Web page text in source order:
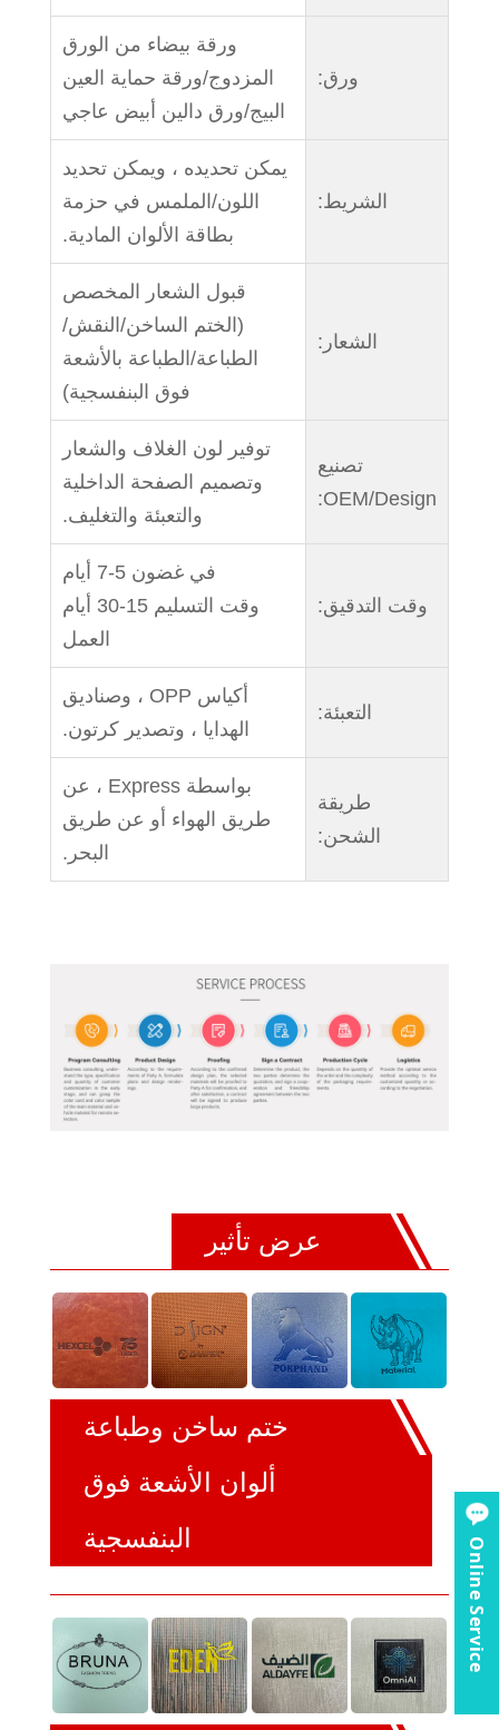
ورق:
ورقة بيضاء من الورق
المزدوج/ورقة حماية العين
البيج/ورق دالين أبيض عاجي
الشريط:
يمكن تحديده ، ويمكن تحديد
اللون/الملمس في حزمة
بطاقة الألوان المادية.
الشعار:
قبول الشعار المخصص
(الختم الساخن/النقش/
الطباعة/الطباعة بالأشعة
فوق البنفسجية)
تصنيع
OEM/Design:
توفير لون الغلاف والشعار
وتصميم الصفحة الداخلية
والتعبئة والتغليف.
وقت التدقيق:
في غضون 5-7 أيام
وقت التسليم 15-30 أيام
العمل
التعبئة:
أكياس OPP ، وصناديق
الهدايا ، وتصدير كرتون.
طريقة
الشحن:
بواسطة Express ، عن
طريق الهواء أو عن طريق
البحر.
عرض تأثير
ختم ساخن وطباعة
ألوان الأشعة فوق
البنفسجية
Online Service